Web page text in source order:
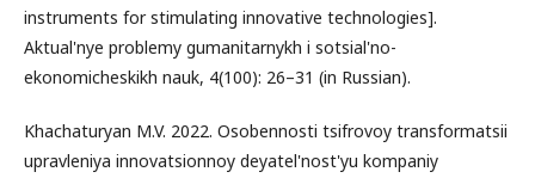
instruments for stimulating innovative technologies].
Aktual'nye problemy gumanitarnykh i sotsial'no-
ekonomicheskikh nauk, 4(100): 26–31 (in Russian).
Khachaturyan M.V. 2022. Osobennosti tsifrovoy transformatsii
upravleniya innovatsionnoy deyatel'nost'yu kompaniy